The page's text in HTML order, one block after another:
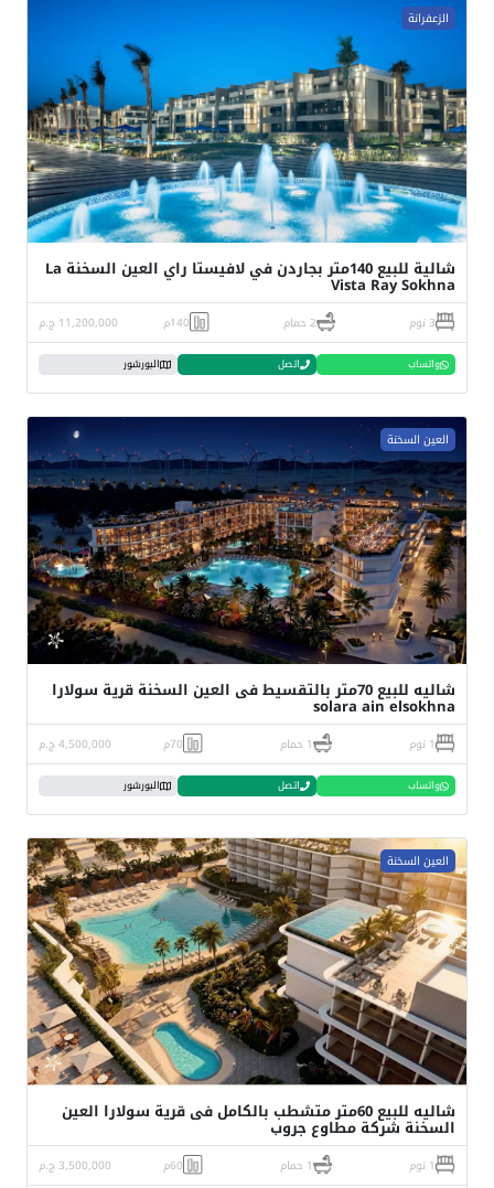
الزعفرانة
شالية للبيع 140متر بجاردن في لافيستا راي العين السخنة La
Vista Ray Sokhna
3 نوم 2 حمام 140م 11,200,000 ج.م
واتساب اتصل البورشور
العين السخنة
شاليه للبيع 70متر بالتقسيط فى العين السخنة قرية سولارا
solara ain elsokhna
1 نوم 1 حمام 70م 4,500,000 ج.م
واتساب اتصل البورشور
العين السخنة
شاليه للبيع 60متر متشطب بالكامل فى قرية سولارا العين
السخنة شركة مطاوع جروب
1 نوم 1 حمام 60م 3,500,000 ج.م